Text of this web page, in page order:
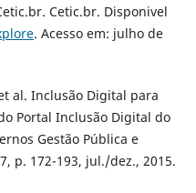
Cetic.br. Disponivel
. Acesso em: julho de
al. Inclusão Digital para
Portal Inclusão Digital do
Gestão Pública e
p. 172-193, jul./dez., 2015.